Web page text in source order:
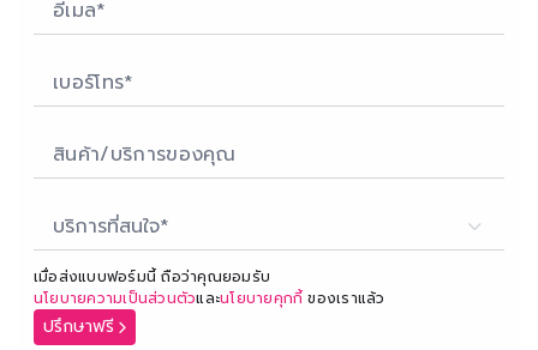
บริการที่สนใจ*
เมื่อส่งแบบฟอร์มนี้ ถือว่าคุณยอมรับ
นโยบายความเป็นส่วนตัวและนโยบายคุกกี้ ของเราแล้ว
ปรึกษาฟรี